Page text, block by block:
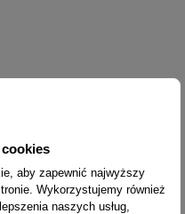
aby zapewnić najwyższy
Wykorzystujemy również
naszych usług,